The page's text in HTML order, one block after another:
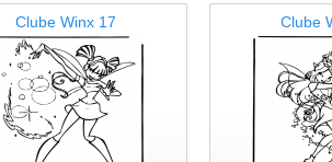
Clube Winx 17 Clube